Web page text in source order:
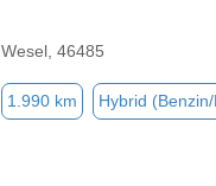
Wesel, 46485
1.990 km Hybrid